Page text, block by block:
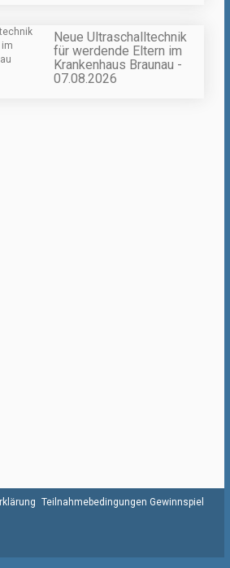
Neue Ultraschalltechnik
für werdende Eltern im
Krankenhaus Braunau -
07.08.2026
Teilnahmebedingungen Gewinnspiel